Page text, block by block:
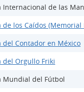
Internacional de las
de los Caídos (Memorial
del Contador en México
del Orgullo Friki
Mundial del Fútbol